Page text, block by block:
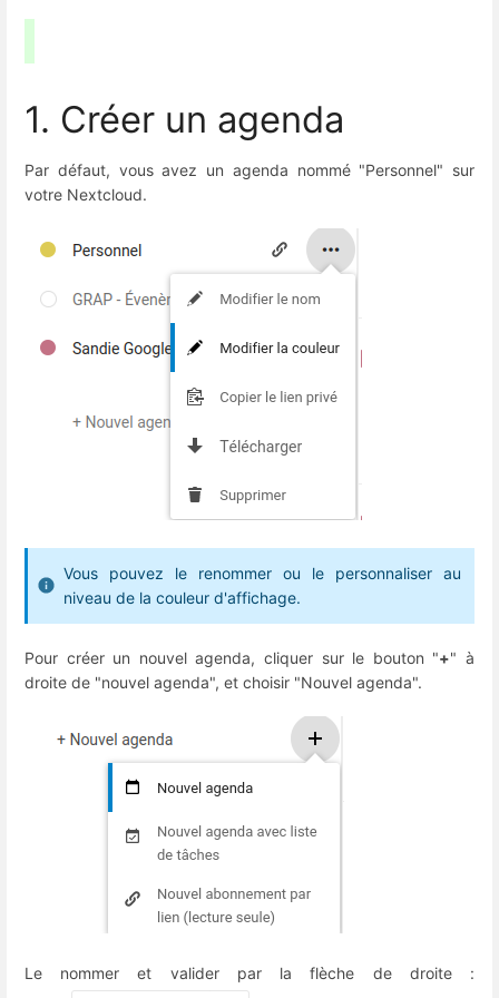
1. Créer un agenda
Par défaut, vous avez un agenda nommé "Personnel" sur
votre Nextcloud.
Vous pouvez le renommer ou le personnaliser au
niveau de la couleur d'affichage.
Pour créer un nouvel agenda, cliquer sur le bouton "+" à
droite de "nouvel agenda", et choisir "Nouvel agenda".
Le nommer et valider par la flèche de droite :